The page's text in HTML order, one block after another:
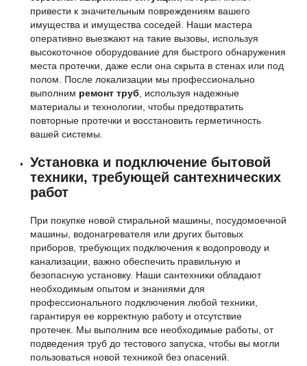
привести к значительным повреждениям вашего
имущества и имущества соседей. Наши мастера
оперативно выезжают на такие вызовы, используя
высокоточное оборудование для быстрого обнаружения
места протечки, даже если она скрыта в стенах или под
полом. После локализации мы профессионально
выполним ремонт труб , используя надежные
материалы и технологии, чтобы предотвратить
повторные протечки и восстановить герметичность
вашей системы.
Установка и подключение бытовой
техники, требующей сантехнических
работ
При покупке новой стиральной машины, посудомоечной
машины, водонагревателя или других бытовых
приборов, требующих подключения к водопроводу и
канализации, важно обеспечить правильную и
безопасную установку. Наши сантехники обладают
необходимым опытом и знаниями для
профессионального подключения любой техники,
гарантируя ее корректную работу и отсутствие
протечек. Мы выполним все необходимые работы, от
подведения труб до тестового запуска, чтобы вы могли
пользоваться новой техникой без опасений.